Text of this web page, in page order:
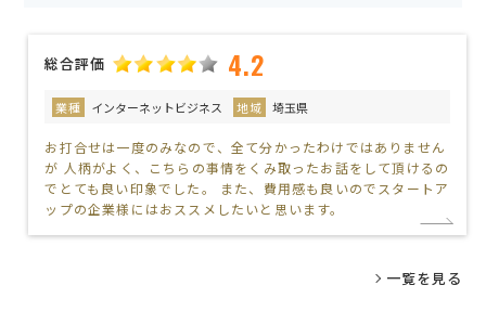
総合評価 4.2
業種 インターネットビジネス 地域 埼玉県
お打合せは一度のみなので、全て分かったわけではありません
が 人柄がよく、こちらの事情をくみ取ったお話をして頂けるの
でとても良い印象でした。 また、費用感も良いのでスタートア
ップの企業様にはおススメしたいと思います。
一覧を見る